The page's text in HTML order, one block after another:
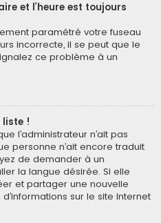
et l’heure est toujours
paramétré votre fuseau
incorrecte, il se peut que le
ce problème à un
liste !
l’administrateur n’ait pas
personne n’ait encore traduit
de demander à un
la langue désirée. Si elle
et partager une nouvelle
sur le site Internet